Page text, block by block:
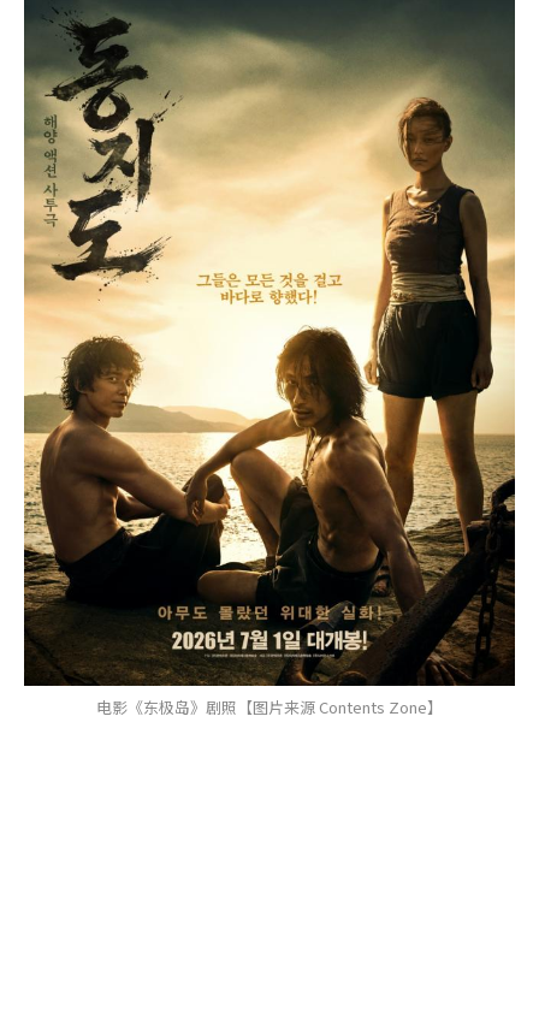
电影《东极岛》剧照【图片来源 Contents Zone】